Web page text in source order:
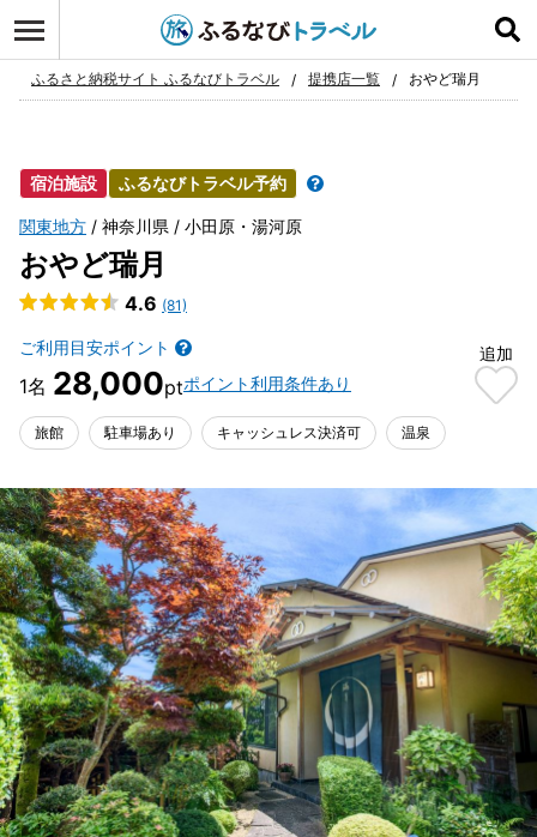
お気に入り
ふるさと納税サイト ふるなびトラベル 提携店一覧 おやど瑞月
宿泊施設 ふるなびトラベル予約
関東地方 神奈川県 小田原・湯河原
おやど瑞月
4.6 (81)
ご利用目安ポイント
28,000 ポイント利用条件あり
追加
旅館 駐車場あり キャッシュレス決済可 温泉